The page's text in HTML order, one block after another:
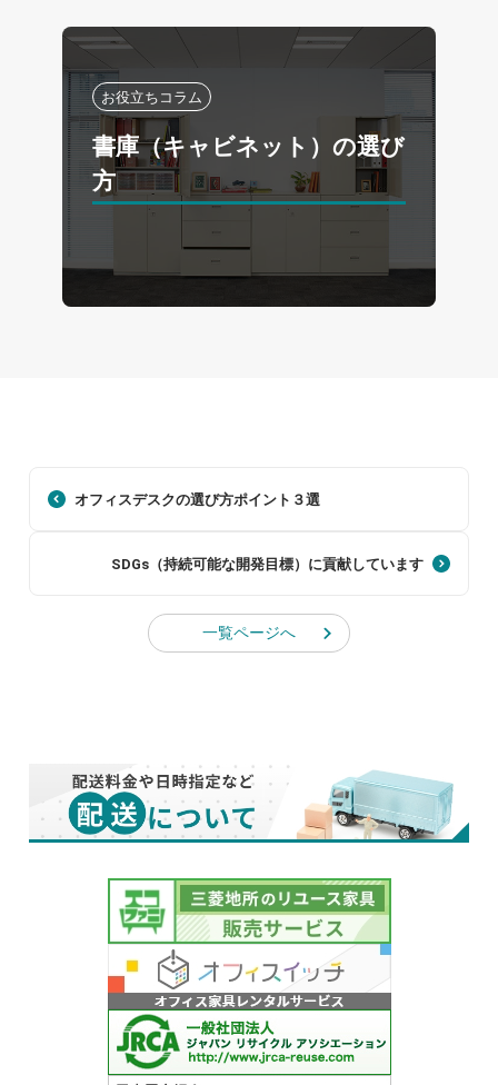
書庫（キャビネット）の選び
方
お役立ちコラム
オフィスデスクの選び方ポイント３選
SDGs（持続可能な開発目標）に貢献しています
一覧ページへ